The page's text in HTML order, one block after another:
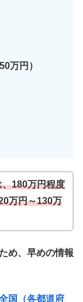
万円）
180万円程度
万円～130万
め、早めの情報
国（各都道府